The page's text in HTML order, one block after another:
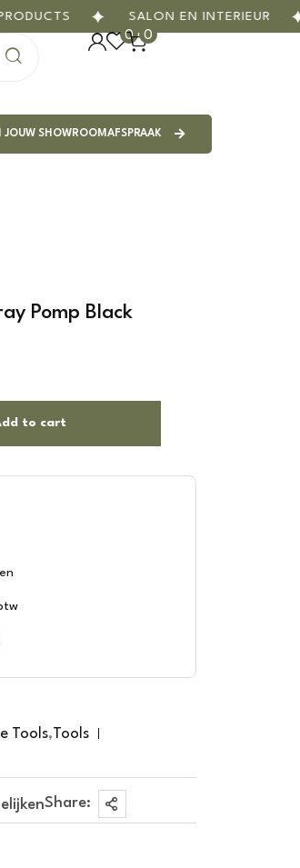
SALON EN INTERIEUR
0 0
JOUW SHOWROOMAFSPRAAK
Pomp Black
to cart
Tools,Tools
Share: